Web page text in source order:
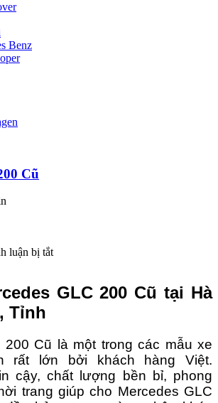
Benz
Cũ
luận bị tắtở
200
GLC 200 Cũ tại Hà
Tỉnh
200 Cũ là một trong các mẫu xe
rất lớn bởi khách hàng Việt.
cậy, chất lượng bền bỉ, phong
trang giúp cho Mercedes GLC